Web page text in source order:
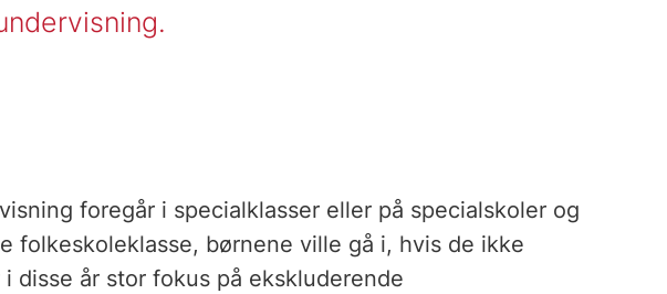
foregår i specialklasser eller på specialskoler og
folkeskoleklasse, børnene ville gå i, hvis de ikke
disse år stor fokus på ekskluderende